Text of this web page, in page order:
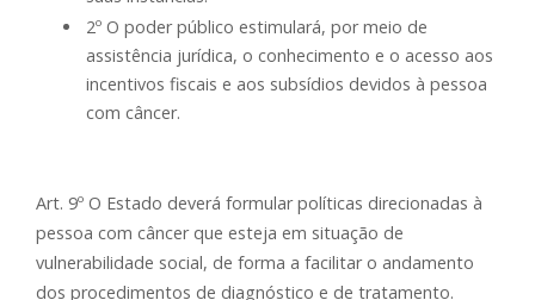
2º O poder público estimulará, por meio de
assistência jurídica, o conhecimento e o acesso aos
incentivos fiscais e aos subsídios devidos à pessoa
com câncer.
Art. 9º O Estado deverá formular políticas direcionadas à
pessoa com câncer que esteja em situação de
vulnerabilidade social, de forma a facilitar o andamento
dos procedimentos de diagnóstico e de tratamento.